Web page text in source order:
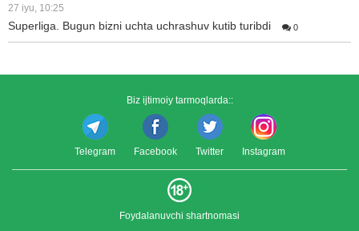
27 iyu, 10:25
Superliga. Bugun bizni uchta uchrashuv kutib turibdi 0
Biz ijtimoiy tarmoqlarda::
Telegram Facebook Twitter Instagram
Foydalanuvchi shartnomasi